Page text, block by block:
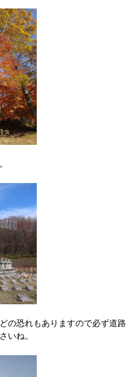
の恐れもありますので必ず道路
いね。